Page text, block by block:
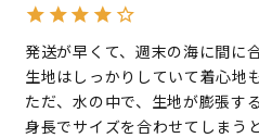
発送が早くて、週末の海に間に
生地はしっかりしていて着心地
ただ、水の中で、生地が膨張する
身長でサイズを合わせてしまう